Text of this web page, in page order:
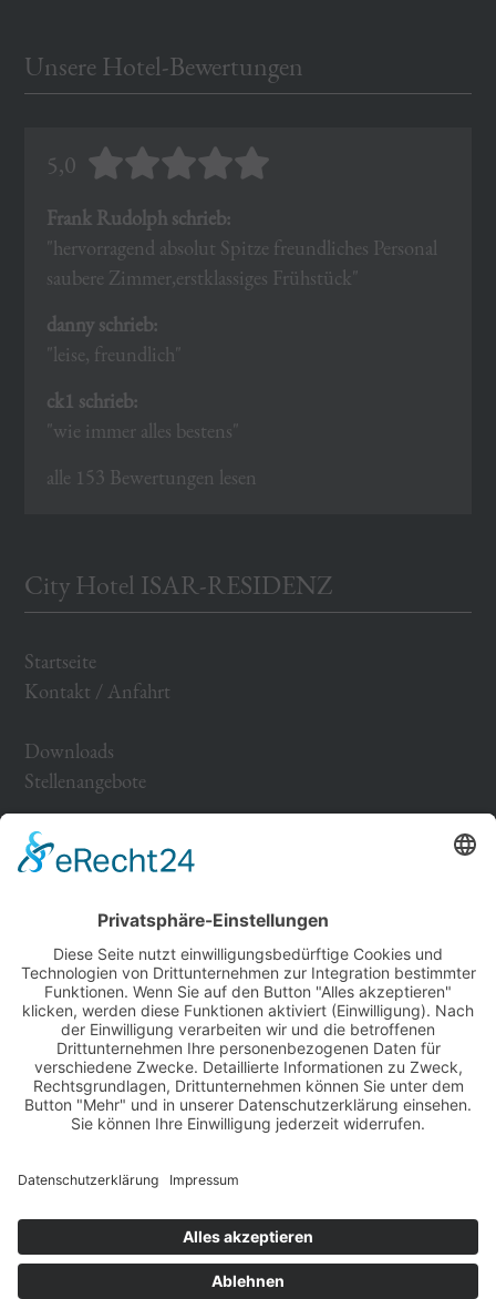
Unsere Hotel-Bewertungen
5,0
Frank Rudolph schrieb:
"hervorragend absolut Spitze freundliches Personal
saubere Zimmer,erstklassiges Frühstück"
danny schrieb:
"leise, freundlich"
ck1 schrieb:
"wie immer alles bestens"
alle 153 Bewertungen lesen
City Hotel ISAR-RESIDENZ
Startseite
Kontakt / Anfahrt
Downloads
Stellenangebote
Impressum
Datenschutz
Papiererstraße 6
D-84034 Landshut
Germany
Tel. +49 871 430 570
Fax +49 871 430 5799
info@isar-residenz.de
Please select your language: